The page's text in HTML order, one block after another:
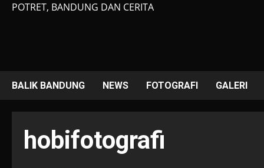
POTRET, BANDUNG DAN CERITA
BALIK BANDUNG NEWS FOTOGRAFI GALERI
hobifotografi